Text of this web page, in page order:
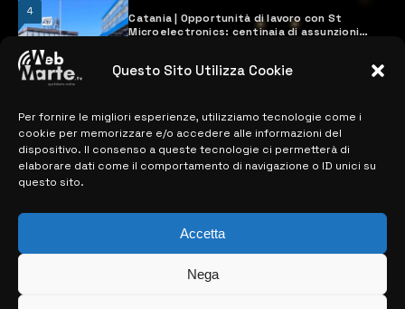
Questo Sito Utilizza Cookie
Per fornire le migliori esperienze, utilizziamo tecnologie come i
cookie per memorizzare e/o accedere alle informazioni del
dispositivo. Il consenso a queste tecnologie ci permetterà di
elaborare dati come il comportamento di navigazione o ID unici su
questo sito.
Accetta
Nega
4
Catania | Opportunità di lavoro con St
Microelectronics: centinaia di assunzioni
28 MARZO 2024
MAPPA DEL SITO
> NOTIZIE
> EDIZIONI LOCALI